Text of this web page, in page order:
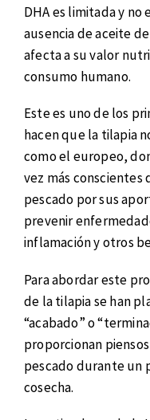
DHA es limitada y no
ausencia de aceite
afecta a su valor
consumo humano.
Este es uno de los
hacen que la tilapia
como el europeo,
vez más conscientes
pescado por sus
prevenir
inflamación y otros
Para abordar este
de la tilapia se han
“acabado” o
proporcionan
pescado durante un
cosecha.